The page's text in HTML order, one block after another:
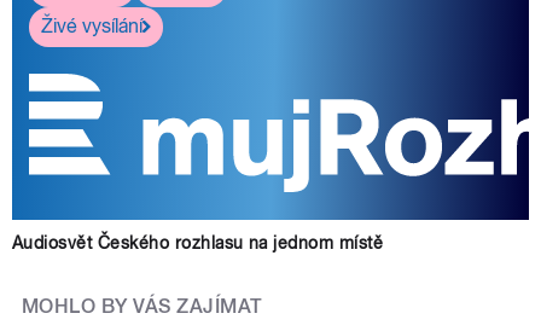
Živé vysílání
Audiosvět Českého rozhlasu na jednom místě
MOHLO BY VÁS ZAJÍMAT